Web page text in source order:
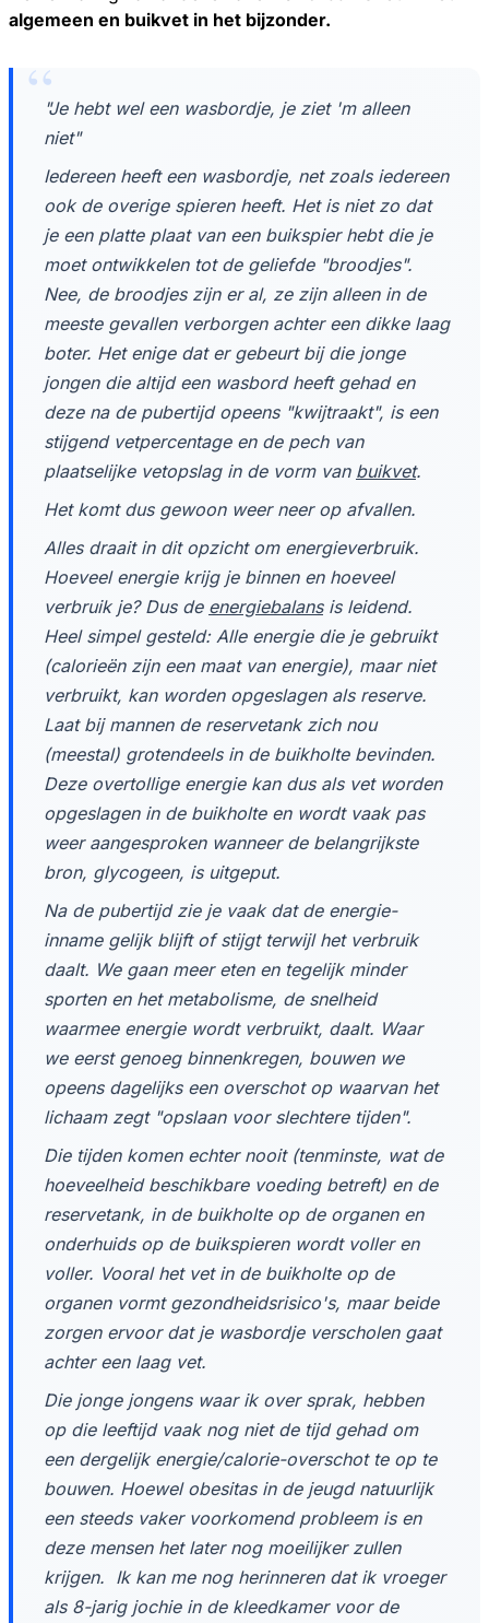
algemeen en buikvet in het bijzonder.
"Je hebt wel een wasbordje, je ziet 'm alleen
niet"
Iedereen heeft een wasbordje, net zoals iedereen
ook de overige spieren heeft. Het is niet zo dat
je een platte plaat van een buikspier hebt die je
moet ontwikkelen tot de geliefde "broodjes".
Nee, de broodjes zijn er al, ze zijn alleen in de
meeste gevallen verborgen achter een dikke laag
boter. Het enige dat er gebeurt bij die jonge
jongen die altijd een wasbord heeft gehad en
deze na de pubertijd opeens "kwijtraakt", is een
stijgend vetpercentage en de pech van
plaatselijke vetopslag in de vorm van buikvet.
Het komt dus gewoon weer neer op afvallen.
Alles draait in dit opzicht om energieverbruik.
Hoeveel energie krijg je binnen en hoeveel
verbruik je? Dus de energiebalansis leidend.
Heel simpel gesteld: Alle energie die je gebruikt
(calorieën zijn een maat van energie), maar niet
verbruikt, kan worden opgeslagen als reserve.
Laat bij mannen de reservetank zich nou
(meestal) grotendeels in de buikholte bevinden.
Deze overtollige energie kan dus als vet worden
opgeslagen in de buikholte en wordt vaak pas
weer aangesproken wanneer de belangrijkste
bron, glycogeen, is uitgeput.
Na de pubertijd zie je vaak dat de energie-
inname gelijk blijft of stijgt terwijl het verbruik
daalt. We gaan meer eten en tegelijk minder
sporten en het metabolisme, de snelheid
waarmee energie wordt verbruikt, daalt. Waar
we eerst genoeg binnenkregen, bouwen we
opeens dagelijks een overschot op waarvan het
lichaam zegt "opslaan voor slechtere tijden".
Die tijden komen echter nooit (tenminste, wat de
hoeveelheid beschikbare voeding betreft) en de
reservetank, in de buikholte op de organen en
onderhuids op de buikspieren wordt voller en
voller. Vooral het vet in de buikholte op de
organen vormt gezondheidsrisico's, maar beide
zorgen ervoor dat je wasbordje verscholen gaat
achter een laag vet.
Die jonge jongens waar ik over sprak, hebben
op die leeftijd vaak nog niet de tijd gehad om
een dergelijk energie/calorie-overschot te op te
bouwen. Hoewel obesitas in de jeugd natuurlijk
een steeds vaker voorkomend probleem is en
deze mensen het later nog moeilijker zullen
krijgen. Ik kan me nog herinneren dat ik vroeger
als 8-jarig jochie in de kleedkamer voor de